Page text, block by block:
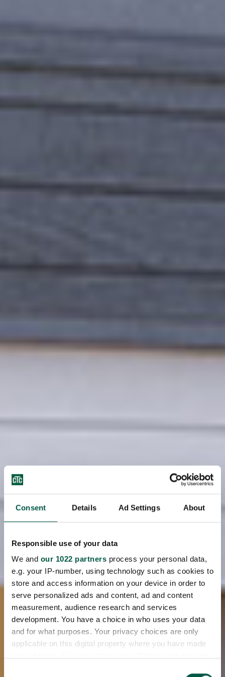
Consent Details Ad Settings About
Responsible use of your data
We and our 1022 partners process your personal data,
e.g. your IP-number, using technology such as cookies to
store and access information on your device in order to
serve personalized ads and content, ad and content
measurement, audience research and services
development. You have a choice in who uses your data
and for what purposes. Your privacy choices are only
applicable on this digital property where you have made